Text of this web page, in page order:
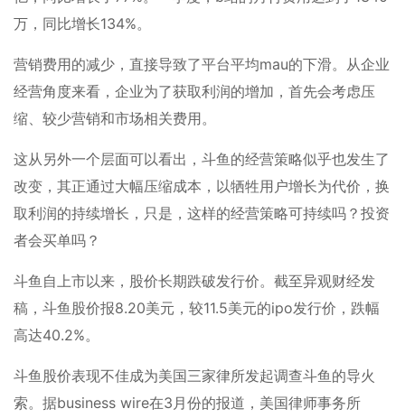
万，同比增长134%。
营销费用的减少，直接导致了平台平均mau的下滑。从企业
经营角度来看，企业为了获取利润的增加，首先会考虑压
缩、较少营销和市场相关费用。
这从另外一个层面可以看出，斗鱼的经营策略似乎也发生了
改变，其正通过大幅压缩成本，以牺牲用户增长为代价，换
取利润的持续增长，只是，这样的经营策略可持续吗？投资
者会买单吗？
斗鱼自上市以来，股价长期跌破发行价。截至异观财经发
稿，斗鱼股价报8.20美元，较11.5美元的ipo发行价，跌幅
高达40.2%。
斗鱼股价表现不佳成为美国三家律所发起调查斗鱼的导火
索。据business wire在3月份的报道，美国律师事务所